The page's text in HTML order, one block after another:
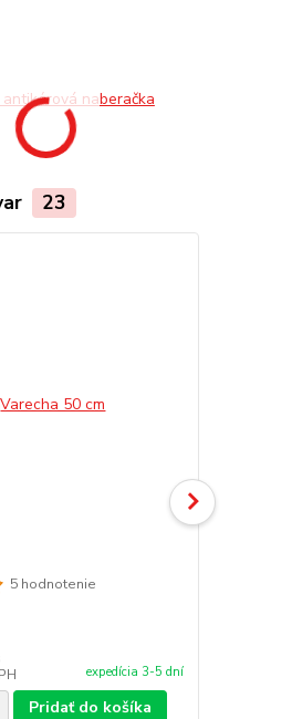
naberačka
23
5 hodnotenie
expedícia 3-5 dní
Pridať do košíka